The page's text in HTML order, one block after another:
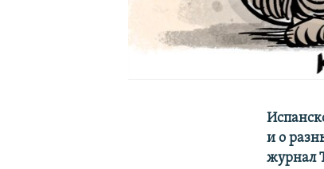
и о
журнал